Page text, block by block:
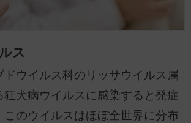
ス
ドウイルス科のリッサウイルス属
狂犬病ウイルスに感染すると発症
このウイルスはほぼ全世界に分布